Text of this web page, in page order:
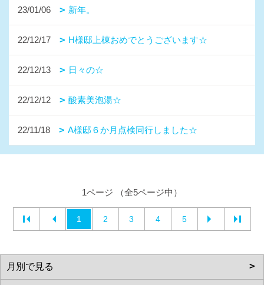
23/01/06 新年。
22/12/17 H様邸上棟おめでとうございます☆
22/12/13 日々の☆
22/12/12 酸素美泡湯☆
22/11/18 A様邸６か月点検同行しました☆
1ページ （全5ページ中）
1 2 3 4 5